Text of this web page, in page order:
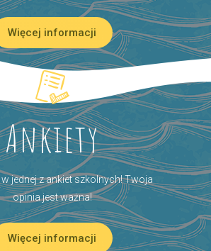
Więcej informacji
Ankiety
w jednej z ankiet szkolnych! Twoja
opinia jest ważna!
Więcej informacji